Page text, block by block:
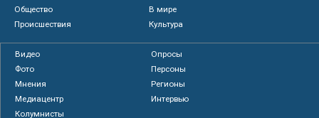
Общество
В мире
Происшествия
Культура
Видео
Опросы
Фото
Персоны
Мнения
Регионы
Медиацентр
Интервью
Колумнисты